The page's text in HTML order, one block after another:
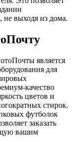
не выходя из дома.
является
для
качество
цветов и
стирок.
футболок
заказать
вашим